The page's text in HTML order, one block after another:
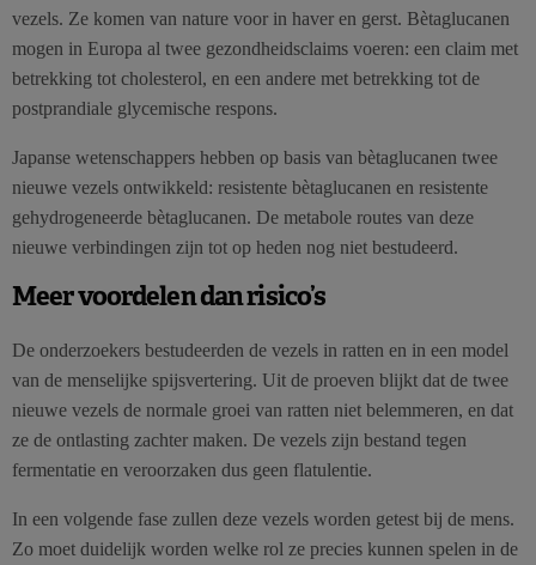
vezels. Ze komen van nature voor in haver en gerst. Bètaglucanen
mogen in Europa al twee gezondheidsclaims voeren: een claim met
betrekking tot cholesterol, en een andere met betrekking tot de
postprandiale glycemische respons.
Japanse wetenschappers hebben op basis van bètaglucanen twee
nieuwe vezels ontwikkeld: resistente bètaglucanen en resistente
gehydrogeneerde bètaglucanen. De metabole routes van deze
nieuwe verbindingen zijn tot op heden nog niet bestudeerd.
Meer voordelen dan risico’s
De onderzoekers bestudeerden de vezels in ratten en in een model
van de menselijke spijsvertering. Uit de proeven blijkt dat de twee
nieuwe vezels de normale groei van ratten niet belemmeren, en dat
ze de ontlasting zachter maken. De vezels zijn bestand tegen
fermentatie en veroorzaken dus geen flatulentie.
In een volgende fase zullen deze vezels worden getest bij de mens.
Zo moet duidelijk worden welke rol ze precies kunnen spelen in de